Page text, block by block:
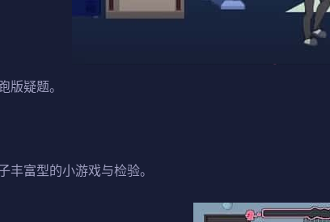
疑题。
丰富型的小游戏与检验。